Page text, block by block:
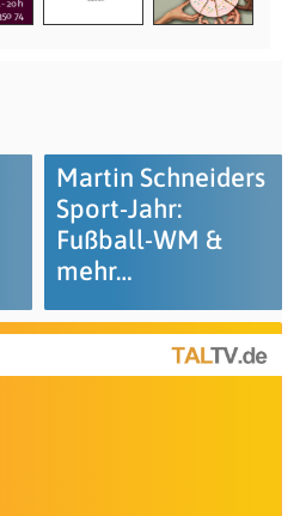
Martin Schneiders
Sport-Jahr:
Fußball-WM &
mehr…